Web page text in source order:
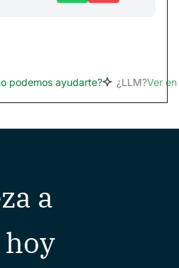
podemos ayudarte? ¿LLM?Ver
a